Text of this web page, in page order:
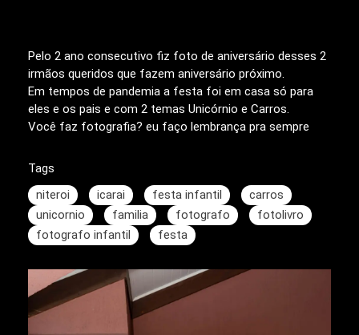
Pelo 2 ano consecutivo fiz foto de aniversário desses 2
irmãos queridos que fazem aniversário próximo.
Em tempos de pandemia a festa foi em casa só para
eles e os pais e com 2 temas Unicórnio e Carros.
Você faz fotografia? eu faço lembrança pra sempre
Tags
niteroi
icarai festa infantil
carros
unicornio
familia fotografo
fotolivro
fotografo infantil
festa